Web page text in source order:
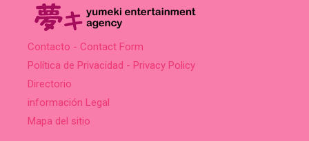
Contacto - Contact Form
Política de Privacidad - Privacy Policy
Directorio
información Legal
Mapa del sitio